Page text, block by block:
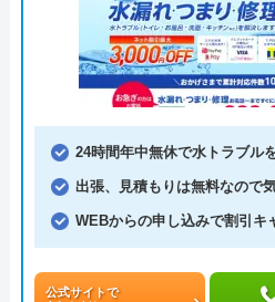
24時間年中無休で水トラブル
出張、見積もりは無料なので
WEBからの申し込みで割引キ
公式サイトで